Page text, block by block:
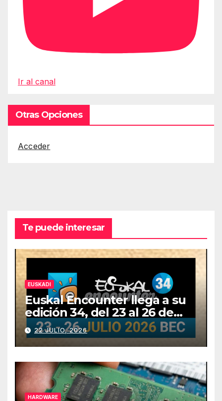
Ir al canal
Otras Opciones
Acceder
Te puede interesar
EUSKADI
Euskal Encounter llega a su
edición 34, del 23 al 26 de
julio
22 JULIO, 2026
HARDWARE